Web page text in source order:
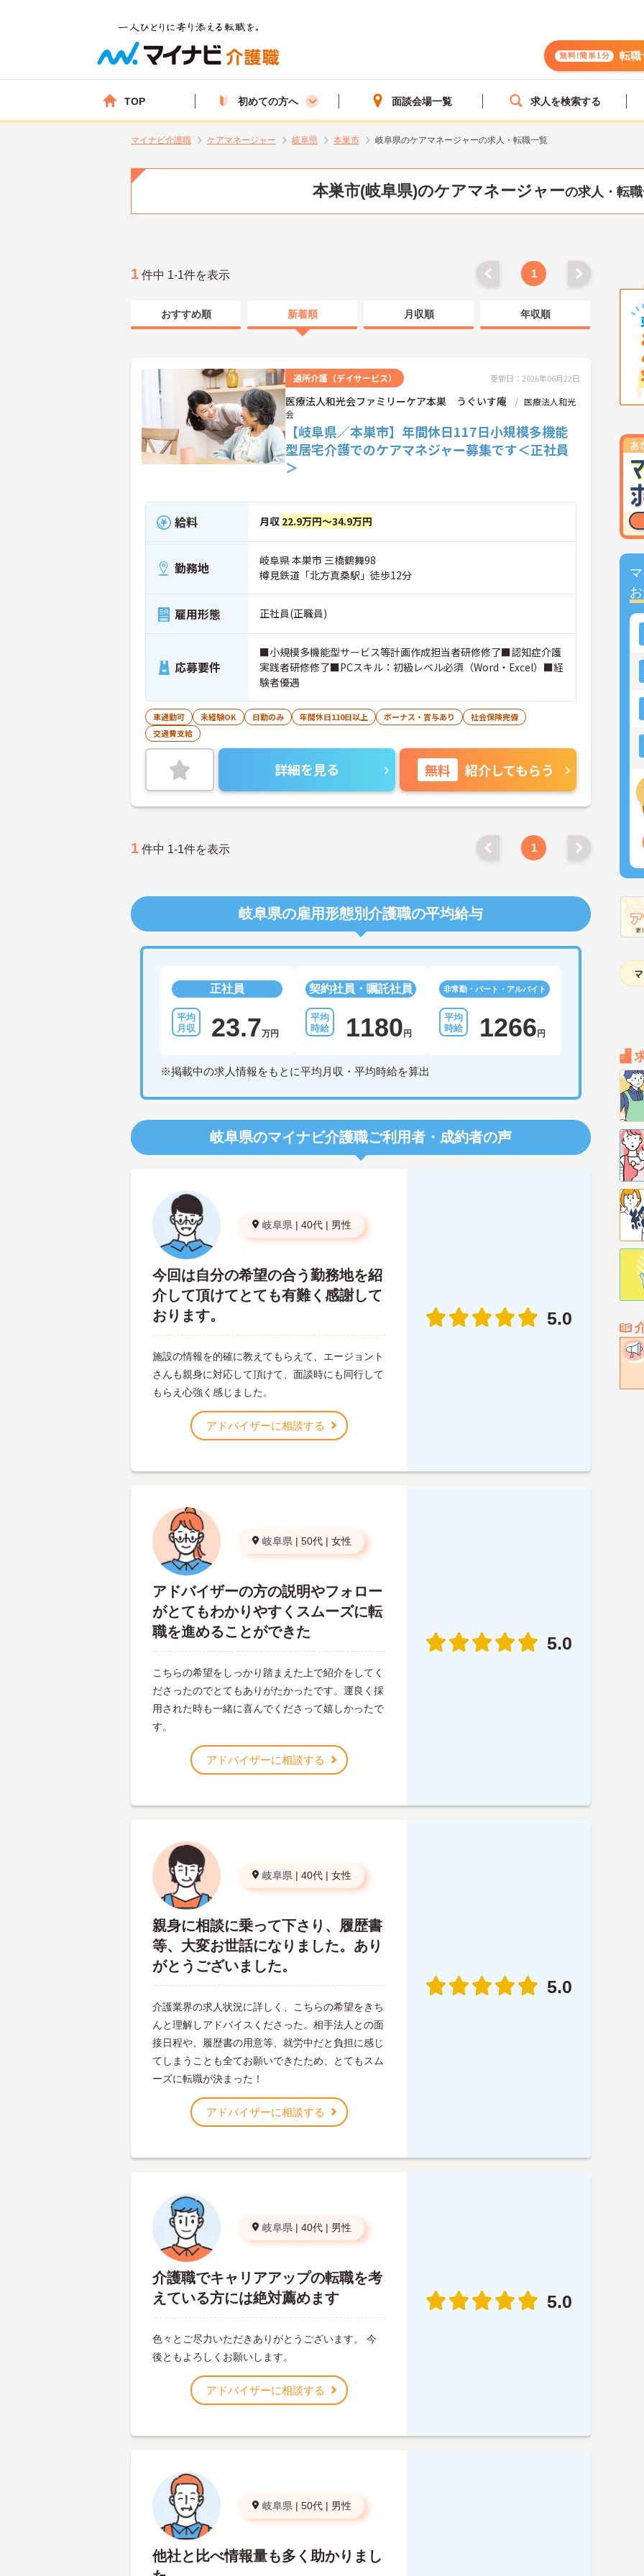
無料!簡単1分 転職
TOP 初めての方へ 面談会場一覧 求人を検索する
マイナビ介護職 ケアマネージャー 岐阜県 本巣市 岐阜県のケアマネージャーの求人・転職一覧
本巣市(岐阜県)のケアマネージャーの求人・転
1 件中 1-1件を表示 1
おすすめ順 新着順 月収順 年収順
通所介護（デイサービス） 更新日：2026年06月22日
医療法人和光会ファミリーケア本巣 うぐいす庵
医療法人和光
会
【岐阜県／本巣市】年間休日117日小規模多機能
型居宅介護でのケアマネジャー募集です＜正社員
＞
給料 月収 22.9万円～34.9万円
勤務地
岐阜県 本巣市 三橋鶴舞98
樽見鉄道「北方真桑駅」徒歩12分
雇用形態 正社員(正職員)
応募要件
■小規模多機能型サービス等計画作成担当者研修修了■認知症介護
実践者研修修了■PCスキル：初級レベル必須（Word・Excel）■経
験者優遇
車通勤可 未経験OK 日勤のみ 年間休日110日以上 ボーナス・賞与あり
社会保険完備
交通費支給
詳細を見る 無料 紹介してもらう
1 件中 1-1件を表示 1
岐阜県の雇用形態別介護職の平均給与
正社員
23.7万円
契約社員・嘱託社員
1180 円
非常勤・パート・アルバイト
1266 円
※掲載中の求人情報をもとに平均月収・平均時給を算出
岐阜県のマイナビ介護職ご利用者・成約者の声
岐阜県 | 40代 | 男性
今回は自分の希望の合う勤務地を紹
介して頂けてとても有難く感謝して
おります。
施設の情報を的確に教えてもらえて、エージョント
さんも親身に対応して頂けて、面談時にも同行して
もらえ心強く感じました。
アドバイザーに相談する
5.0
岐阜県 | 50代 | 女性
アドバイザーの方の説明やフォロー
がとてもわかりやすくスムーズに転
職を進めることができた
こちらの希望をしっかり踏まえた上で紹介をしてく
ださったのでとてもありがたかったです。運良く採
用された時も一緒に喜んでくださって嬉しかったで
す。
アドバイザーに相談する
5.0
岐阜県 | 40代 | 女性
親身に相談に乗って下さり、履歴書
等、大変お世話になりました。あり
がとうございました。
介護業界の求人状況に詳しく、こちらの希望をきち
んと理解しアドバイスくださった。相手法人との面
接日程や、履歴書の用意等、就労中だと負担に感じ
てしまうことも全てお願いできたため、とてもスム
ーズに転職が決まった！
アドバイザーに相談する
5.0
岐阜県 | 40代 | 男性
介護職でキャリアアップの転職を考
えている方には絶対薦めます
色々とご尽力いただきありがとうございます。 今
後ともよろしくお願いします。
アドバイザーに相談する
5.0
岐阜県 | 50代 | 男性
他社と比べ情報量も多く助かりまし